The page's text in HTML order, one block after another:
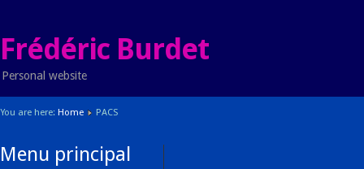
Frédéric Burdet
Personal website
You are here: Home PACS
Menu principal